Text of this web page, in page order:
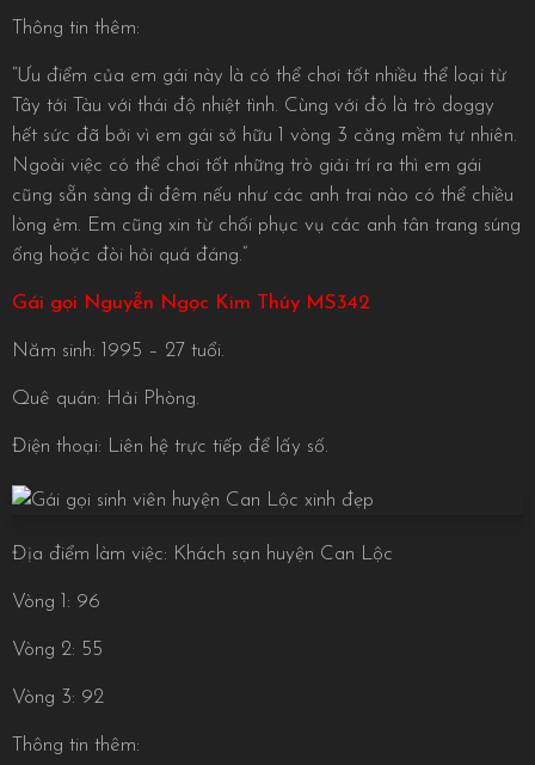
Thông tin thêm:
“Ưu điểm của em gái này là có thể chơi tốt nhiều thể loại từ
Tây tới Tàu với thái độ nhiệt tình. Cùng với đó là trò doggy
hết sức đã bởi vì em gái sở hữu 1 vòng 3 căng mềm tự nhiên.
Ngoài việc có thể chơi tốt những trò giải trí ra thì em gái
cũng sẵn sàng đi đêm nếu như các anh trai nào có thể chiều
lòng ẻm. Em cũng xin từ chối phục vụ các anh tân trang súng
ống hoặc đòi hỏi quá đáng.”
Gái gọi Nguyễn Ngọc Kim Thúy MS342
Năm sinh: 1995 – 27 tuổi.
Quê quán: Hải Phòng.
Điện thoại: Liên hệ trực tiếp để lấy số.
Địa điểm làm việc: Khách sạn huyện Can Lộc
Vòng 1: 96
Vòng 2: 55
Vòng 3: 92
Thông tin thêm: